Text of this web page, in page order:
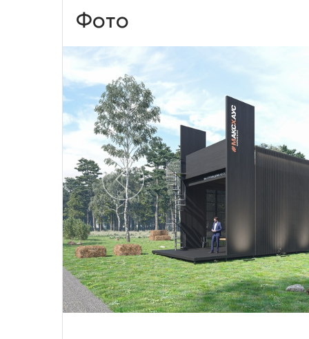
Фото
Предыдущий